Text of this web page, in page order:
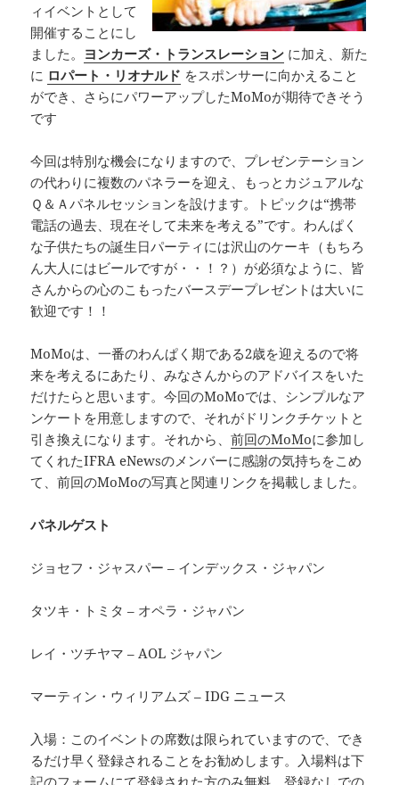
ィイベントとして
開催することにし
ました。 ヨンカーズ・トランスレーション に加え、新た
に ロパート・リオナルド をスポンサーに向かえること
ができ、さらにパワーアップしたMoMoが期待できそう
です
今回は特別な機会になりますので、プレゼンテーション
の代わりに複数のパネラーを迎え、もっとカジュアルな
Ｑ＆Ａパネルセッションを設けます。トピックは“携帯
電話の過去、現在そして未来を考える”です。わんぱく
な子供たちの誕生日パーティには沢山のケーキ（もちろ
ん大人にはビールですが・・！？）が必須なように、皆
さんからの心のこもったバースデープレゼントは大いに
歓迎です！！
MoMoは、一番のわんぱく期である2歳を迎えるので将
来を考えるにあたり、みなさんからのアドバイスをいた
だけたらと思います。今回のMoMoでは、シンプルなア
ンケートを用意しますので、それがドリンクチケットと
引き換えになります。それから、前回のMoMoに参加し
てくれたIFRA eNewsのメンバーに感謝の気持ちをこめ
て、前回のMoMoの写真と関連リンクを掲載しました。
パネルゲスト
ジョセフ・ジャスパー – インデックス・ジャパン
タツキ・トミタ – オペラ・ジャパン
レイ・ツチヤマ – AOL ジャパン
マーティン・ウィリアムズ – IDG ニュース
入場：このイベントの席数は限られていますので、でき
るだけ早く登録されることをお勧めします。入場料は下